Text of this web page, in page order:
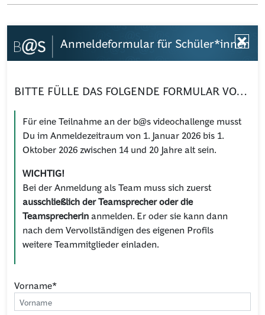
Anmeldeformular für Schüler*innen
BITTE FÜLLE DAS FOLGENDE FORMULAR VOLLSTÄNDIG AUS!
Für eine Teilnahme an der b@s videochallenge musst
Du im Anmeldezeitraum von 1. Januar 2026 bis 1.
Oktober 2026 zwischen 14 und 20 Jahre alt sein.
WICHTIG!
Bei der Anmeldung als Team muss sich zuerst
ausschließlich der Teamsprecher oder die
Teamsprecherinanmelden. Er oder sie kann dann
nach dem Vervollständigen des eigenen Profils
weitere Teammitglieder einladen.
Vorname*